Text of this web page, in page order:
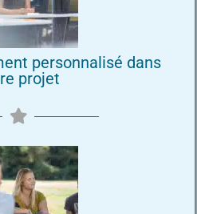
personnalisé dans
projet